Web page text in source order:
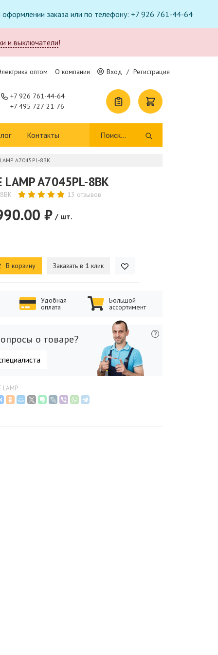
оформлении заказа или по телефону: +7 926 761-44-64
и выключатели!
оптом О компании Вход / Регистрация
+7 926 761-44-64
+7 495 727-21-76
Контакты
A7045PL-8BK
LAMP A7045PL-8BK
13 отзывов
₽ / шт.
В корзину Заказать в 1 клик
Удобная
оплата
Большой
ассортимент
о товаре?
LAMP